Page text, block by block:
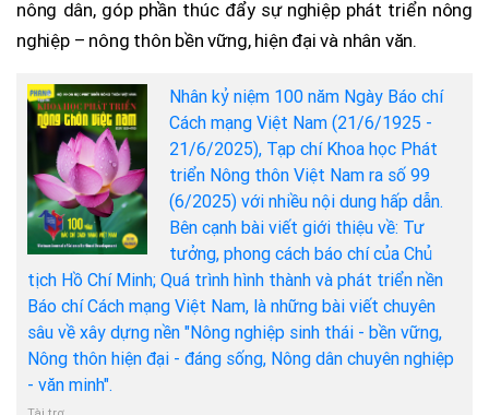
nông dân, góp phần thúc đẩy sự nghiệp phát triển nông
nghiệp – nông thôn bền vững, hiện đại và nhân văn.
Nhân kỷ niệm 100 năm Ngày Báo chí
Cách mạng Việt Nam (21/6/1925 -
21/6/2025), Tạp chí Khoa học Phát
triển Nông thôn Việt Nam ra số 99
(6/2025) với nhiều nội dung hấp dẫn.
Bên cạnh bài viết giới thiệu về: Tư
tưởng, phong cách báo chí của Chủ
tịch Hồ Chí Minh; Quá trình hình thành và phát triển nền
Báo chí Cách mạng Việt Nam, là những bài viết chuyên
sâu về xây dựng nền "Nông nghiệp sinh thái - bền vững,
Nông thôn hiện đại - đáng sống, Nông dân chuyên nghiệp
- văn minh".